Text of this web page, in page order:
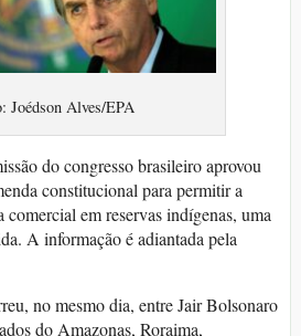
Joédson Alves/EPA
do congresso brasileiro aprovou
constitucional para permitir a
em reservas indígenas, uma
A informação é adiantada pela
no mesmo dia, entre Jair Bolsonaro
do Amazonas, Roraima,